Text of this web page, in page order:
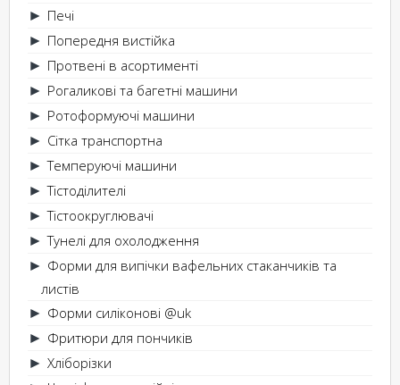
► Печі
► Попередня вистійка
► Протвені в асортименті
► Рогаликові та багетні машини
► Ротоформуючі машини
► Сітка транспортна
► Темперуючі машини
► Тістоділителі
► Тістоокруглювачі
► Тунелі для охолодження
► Форми для випічки вафельних стаканчиків та
листів
► Форми силіконові @uk
► Фритюри для пончиків
► Хліборізки